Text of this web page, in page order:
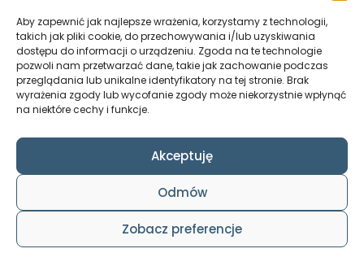
Aby zapewnić jak najlepsze wrażenia, korzystamy z technologii,
takich jak pliki cookie, do przechowywania i/lub uzyskiwania
dostępu do informacji o urządzeniu. Zgoda na te technologie
pozwoli nam przetwarzać dane, takie jak zachowanie podczas
przeglądania lub unikalne identyfikatory na tej stronie. Brak
wyrażenia zgody lub wycofanie zgody może niekorzystnie wpłynąć
na niektóre cechy i funkcje.
Akceptuję
Odmów
Zobacz preferencje
METODY PŁATNOŚCI
COPYRIGHT © 2024 by ADWENTO ŁUKASZ
WIECZOREK / ALL RIGHTS RESERVED
DESIGN & CODE BY
FOXSTUDIO